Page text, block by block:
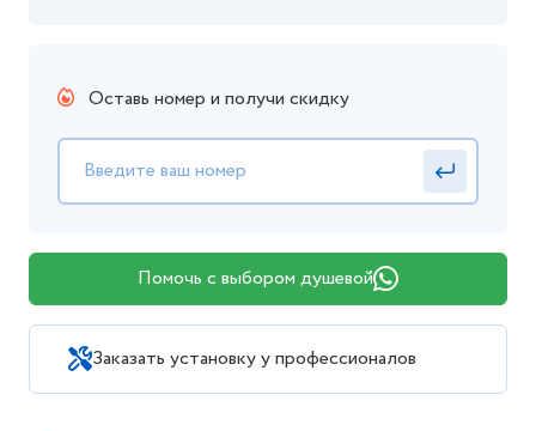
Оставь номер и получи скидку
Помочь с выбором душевой
Заказать установку у профессионалов